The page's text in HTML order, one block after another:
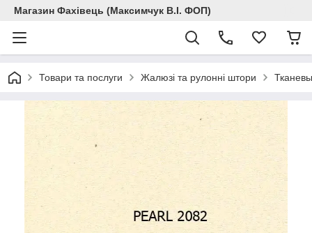
Магазин Фахівець (Максимчук В.І. ФОП)
Товари та послуги Жалюзі та рулонні штори